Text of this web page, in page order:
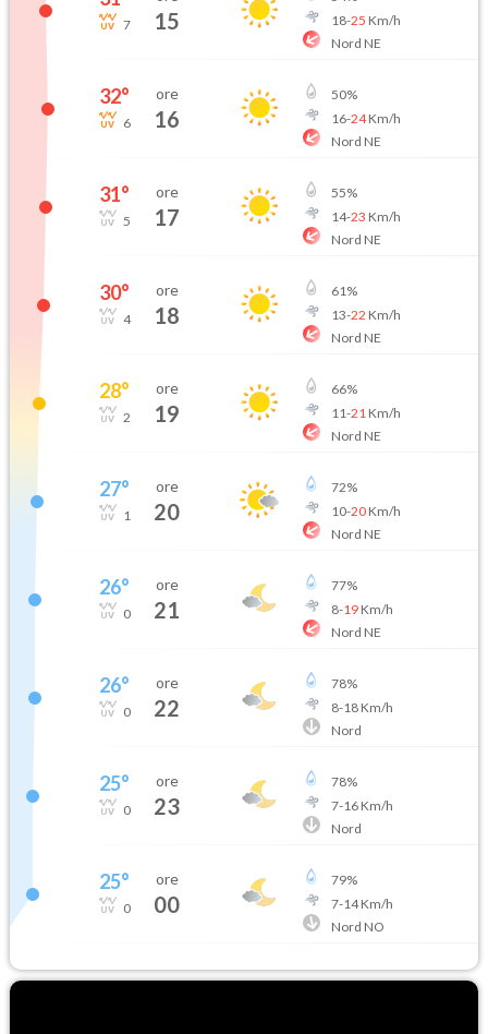
7 15
18-25 Km/h
Nord NE
32°
6
ore
16
50%
16-24Km/h
Nord NE
31°
5
ore
17
55%
14-23 Km/h
Nord NE
30°
4
ore
18
61%
13-22 Km/h
Nord NE
28°
2
ore
19
66%
11-21 Km/h
Nord NE
27°
1
ore
20
72%
10-20Km/h
Nord NE
26°
0
ore
21
77%
8-19Km/h
Nord NE
26°
0
ore
22
78%
8-18Km/h
Nord
25°
0
ore
23
78%
7-16Km/h
Nord
25°
0
ore
00
79%
7-14Km/h
Nord NO